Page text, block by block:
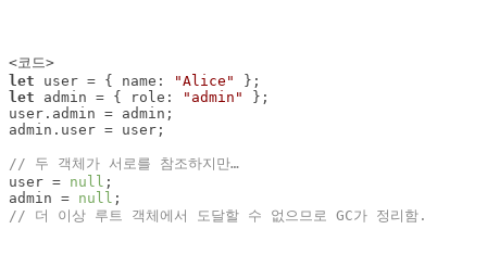
let user = { name : "Alice"
let admin = { role : "admin"
// 두 객체가 서로를 참조하지만…
user = null
admin = null
// 더 이상 루트 객체에서 도달할 수 없으므로 GC가 정리함.